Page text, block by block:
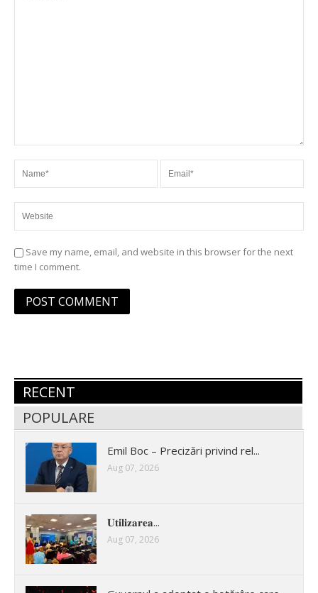
Save my name, email, and website in this browser for the next
time I comment.
RECENT
POPULARE
Emil Boc – Precizări privind rel...
Aug 07, 2026
𝐔𝐭𝐢𝐥𝐢𝐳𝐚𝐫𝐞𝐚...
Aug 07, 2026